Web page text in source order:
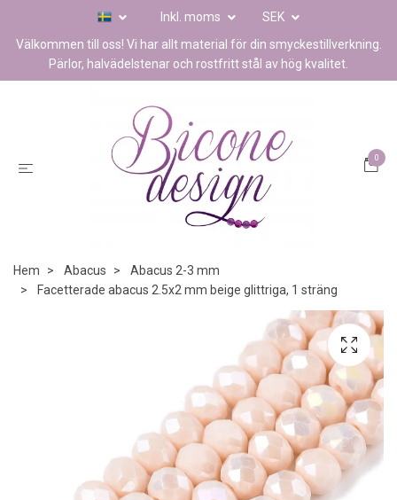
Inkl. moms
SEK
Välkommen till oss! Vi har allt material för din smyckestillverkning.
Pärlor, halvädelstenar och rostfritt stål av hög kvalitet.
0
Hem Abacus
Abacus 2-3 mm
Facetterade abacus 2.5x2 mm beige glittriga, 1 sträng